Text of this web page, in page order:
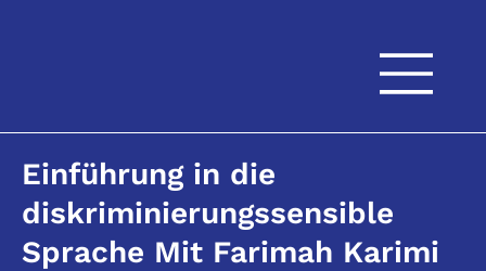
Einführung in die
diskriminierungssensible
Sprache Mit Farimah Karimi